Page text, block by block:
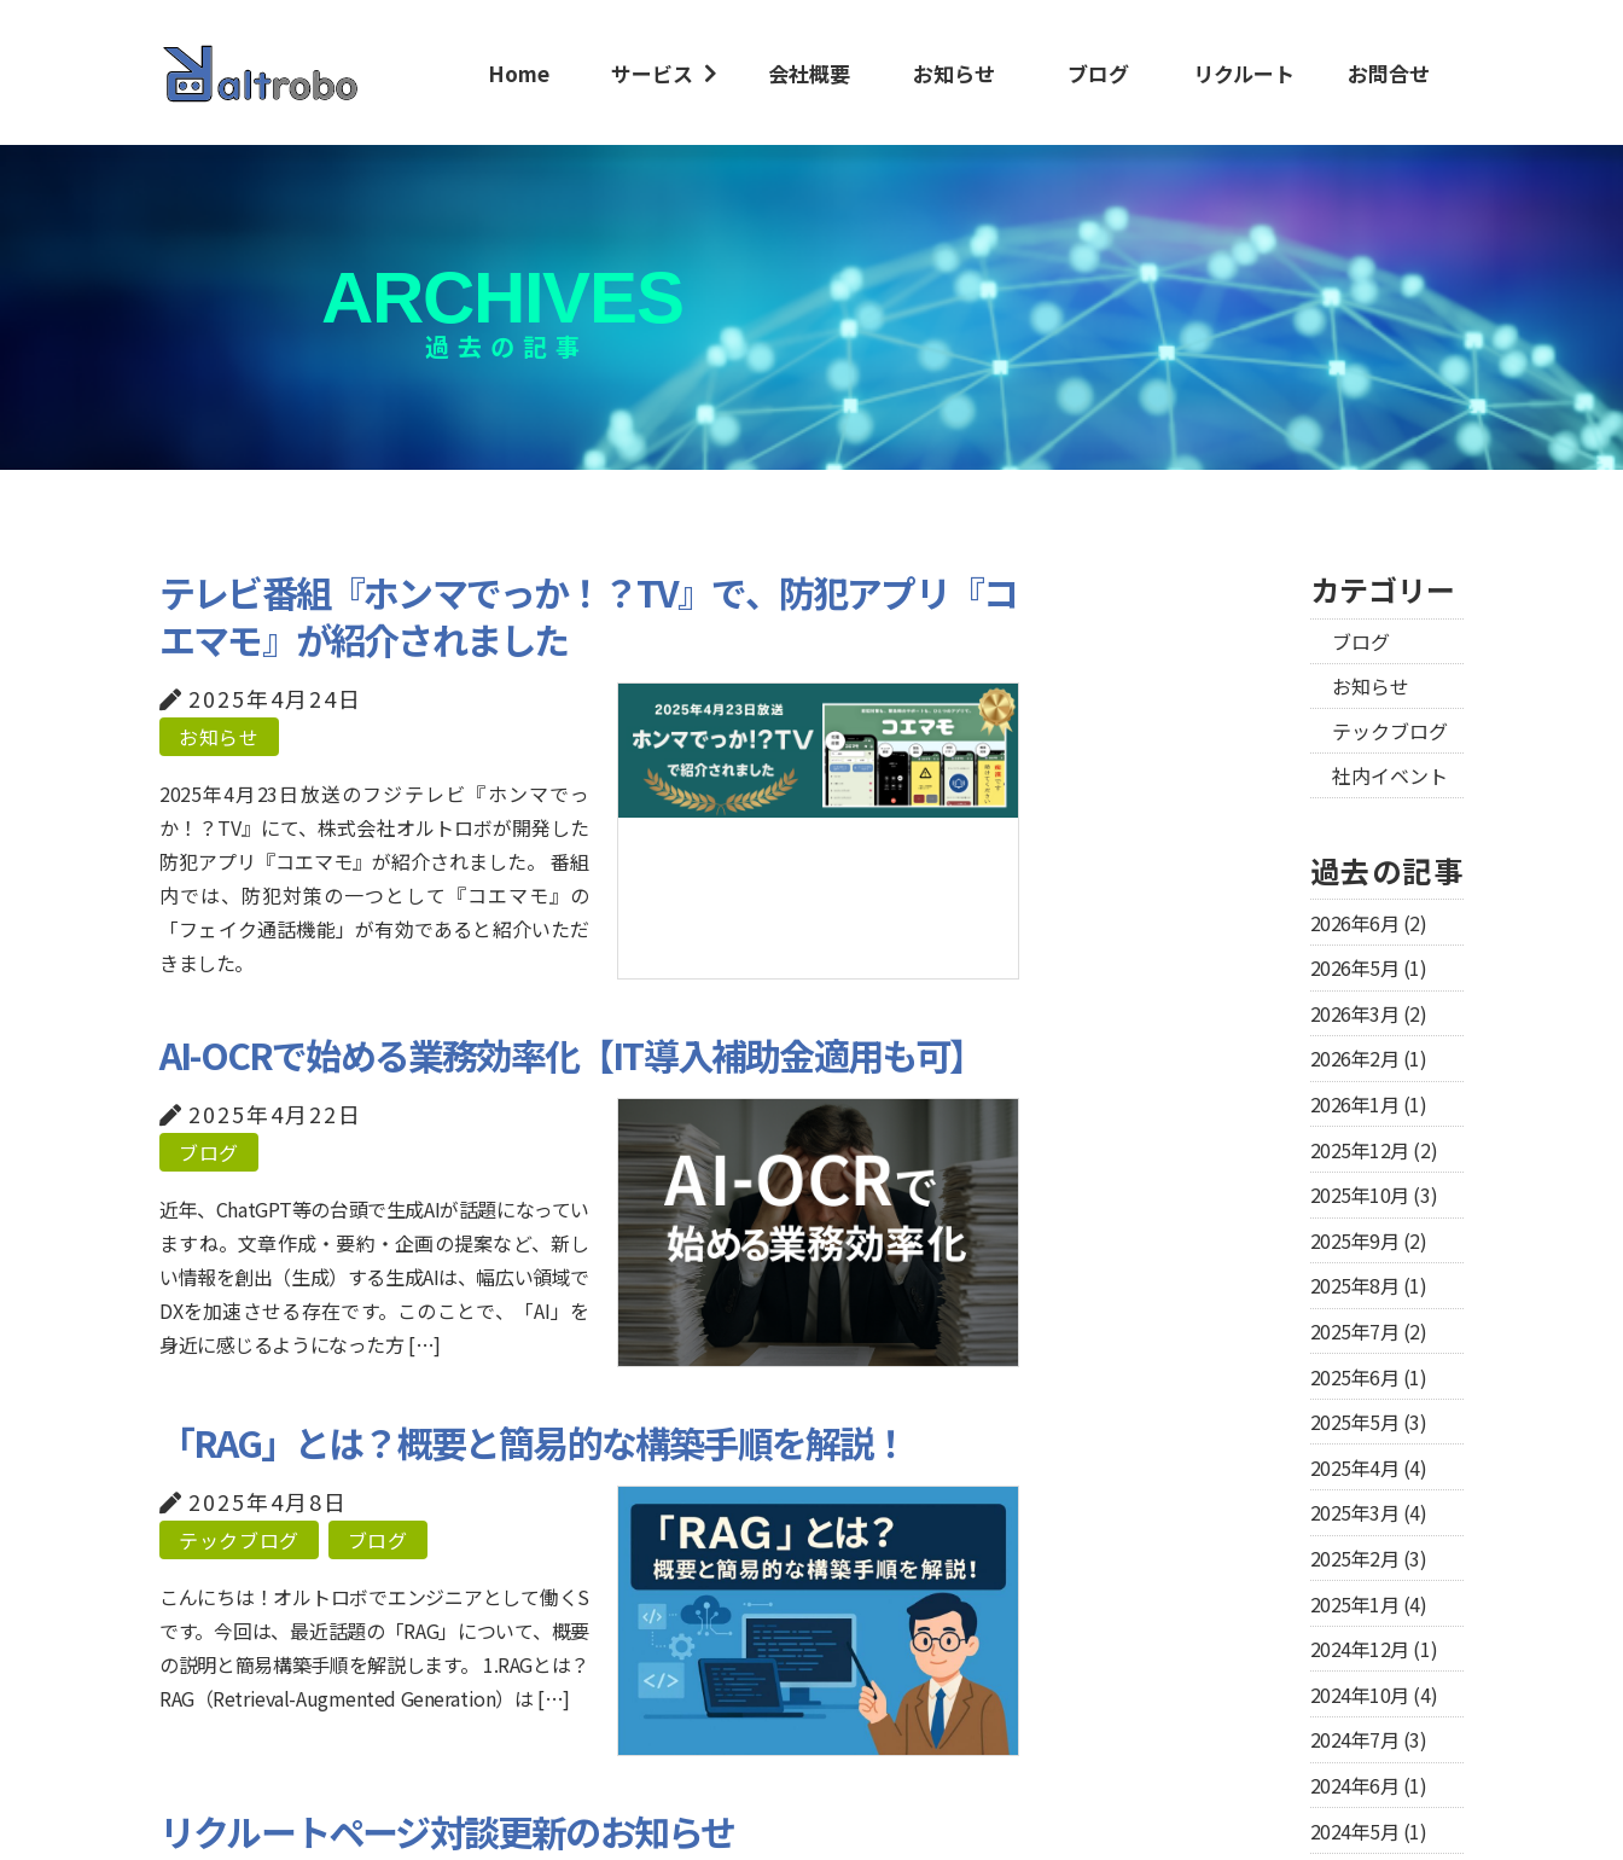
Home サービス 会社概要 お知らせ ブログ リクルート お問合せ
ARCHIVES
過去の記事
テレビ番組『ホンマでっか！？TV』で、防犯アプリ『コ
エマモ』が紹介されました
2025年4月24日
お知らせ
2025年4月23日放送のフジテレビ『ホンマでっ
か！？TV』にて、株式会社オルトロボが開発した
防犯アプリ『コエマモ』が紹介されました。 番組
内では、防犯対策の一つとして『コエマモ』の
「フェイク通話機能」が有効であると紹介いただ
きました。
AI-OCRで始める業務効率化【IT導入補助金適用も可】
2025年4月22日
ブログ
近年、ChatGPT等の台頭で生成AIが話題になってい
ますね。文章作成・要約・企画の提案など、新し
い情報を創出（生成）する生成AIは、幅広い領域で
DXを加速させる存在です。このことで、「AI」を
身近に感じるようになった方 […]
「RAG」とは？概要と簡易的な構築手順を解説！
2025年4月8日
テックブログ
ブログ
こんにちは！オルトロボでエンジニアとして働くS
です。今回は、最近話題の「RAG」について、概要
の説明と簡易構築手順を解説します。 1.RAGとは？
RAG（Retrieval-Augmented Generation）は […]
リクルートページ対談更新のお知らせ
カテゴリー
ブログ
お知らせ
テックブログ
社内イベント
過去の記事
2026年6月 (2)
2026年5月 (1)
2026年3月 (2)
2026年2月 (1)
2026年1月 (1)
2025年12月 (2)
2025年10月 (3)
2025年9月 (2)
2025年8月 (1)
2025年7月 (2)
2025年6月 (1)
2025年5月 (3)
2025年4月 (4)
2025年3月 (4)
2025年2月 (3)
2025年1月 (4)
2024年12月 (1)
2024年10月 (4)
2024年7月 (3)
2024年6月 (1)
2024年5月 (1)